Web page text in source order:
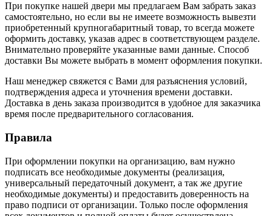
При покупке нашей двери мы предлагаем Вам забрать заказ
самостоятельно, но если вы не имеете возможность вывезти
приобретенный крупногабаритный товар, то всегда можете
оформить доставку, указав адрес в соответствующем разделе.
Внимательно проверяйте указанные вами данные. Способ
доставки Вы можете выбрать в момент оформления покупки.
Наш менеджер свяжется с Вами для разъяснения условий,
подтверждения адреса и уточнения времени доставки.
Доставка в день заказа производится в удобное для заказчика
время после предварительного согласования.
Правила
При оформлении покупки на организацию, вам нужно
подписать все необходимые документы (реализация,
универсальный передаточный документ, а так же другие
необходимые документы) и предоставить доверенность на
право подписи от организации. Только после оформления